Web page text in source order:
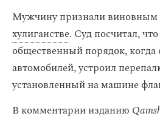
Мужчину признали виновным
хулиганстве. Суд посчитал,
общественный порядок,
автомобилей, устроил
установленный на машине
В комментарии изданию